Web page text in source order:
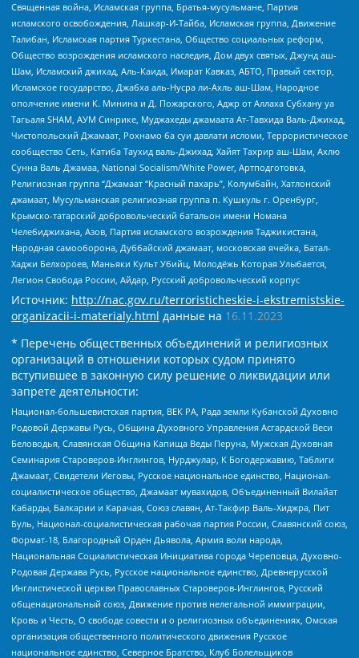
Священная война, Исламская группа, Братья-мусульмане, Партия
исламского освобождения, Лашкар-И-Тайба, Исламская группа, Движение
Талибан, Исламская партия Туркестана, Общество социальных реформ,
Общество возрождения исламского наследия, Дом двух святых, Джунд аш-
Шам, Исламский джихад, Аль-Каида, Имарат Кавказ, АБТО, Правый сектор,
Исламское государство, Джабха аль-Нусра ли-Ахль аш-Шам, Народное
ополчение имени К. Минина и Д. Пожарского, Аджр от Аллаха Субхану уа
Тагьаля SHAM, АУМ Синрике, Муджахеды джамаата Ат-Тавхида Валь-Джихад,
Чистопольский Джамаат, Рохнамо ба суи давлати исломи, Террористическое
сообщество Сеть, Катиба Таухид валь-Джихад, Хайят Тахрир аш-Шам, Ахлю
Сунна Валь Джамаа, National Socialism/White Power, Артподготовка,
Религиозная группа “Джамаат “Красный пахарь”, Колумбайн, Хатлонский
джамаат, Мусульманская религиозная группа п. Кушкуль г. Оренбург,
Крымско-татарский добровольческий батальон имени Номана
Челебиджихана, Азов, Партия исламского возрождения Таджикистана,
Народная самооборона, Дуббайский джамаат, московская ячейка, Батал-
Хаджи Белхороев, Маньяки Культ Убийц, Молодёжь Которая Улыбается,
Легион Свобода России, Айдар, Русский добровольческий корпус
Источник: http://nac.gov.ru/terroristicheskie-i-ekstremistskie-
organizacii-i-materialy.html данные на 16.11.2023
* Перечень общественных объединений и религиозных
организаций в отношении которых судом принято
вступившее в законную силу решение о ликвидации или
запрете деятельности:
Национал-большевистская партия, ВЕК РА, Рада земли Кубанской Духовно
Родовой Державы Русь, Община Духовного Управления Асгардской Веси
Беловодья, Славянская Община Капища Веды Перуна, Мужская Духовная
Семинария Староверов-Инглингов, Нурджулар, К Богодержавию, Таблиги
Джамаат, Свидетели Иеговы, Русское национальное единство, Национал-
социалистическое общество, Джамаат мувахидов, Объединенный Вилайат
Кабарды, Балкарии и Карачая, Союз славян, Ат-Такфир Валь-Хиджра, Пит
Буль, Национал-социалистическая рабочая партия России, Славянский союз,
Формат-18, Благородный Орден Дьявола, Армия воли народа,
Национальная Социалистическая Инициатива города Череповца, Духовно-
Родовая Держава Русь, Русское национальное единство, Древнерусской
Инглистической церкви Православных Староверов-Инглингов, Русский
общенациональный союз, Движение против нелегальной иммиграции,
Кровь и Честь, О свободе совести и о религиозных объединениях, Омская
организация общественного политического движения Русское
национальное единство, Северное Братство, Клуб Болельщиков